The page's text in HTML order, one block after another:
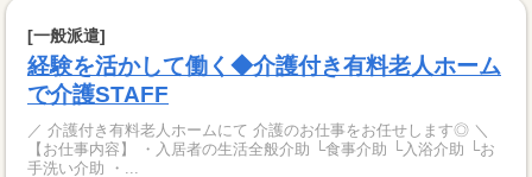
[一般派遣]
経験を活かして働く◆介護付き有料老人ホーム
で介護STAFF
／ 介護付き有料老人ホームにて 介護のお仕事をお任せします◎ ＼
【お仕事内容】 ・入居者の生活全般介助 └食事介助 └入浴介助 └お
手洗い介助 ・...